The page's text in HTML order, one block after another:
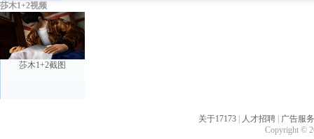
莎木1+2视频
莎木1+2截图
关于17173 人才招聘
广告服务
Copyright ©